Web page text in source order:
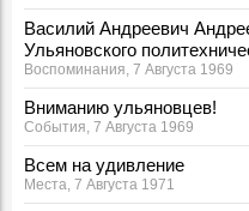
Василий Андреевич
Ульяновского
Воспоминания, 7 Августа 1969
Вниманию ульяновцев!
События, 7 Августа 1969
Всем на удивление
Места, 7 Августа 1971